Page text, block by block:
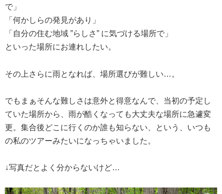
で」
「何かしらの発見があり」
「自分の住む地域 ”らしさ” に気づける場所で」
といった場所にお連れしたい。
その上さらに雨となれば、場所選びが難しい…。
でもまぁそんな難しさは意外と得意なんで、当初の予定し
ていた場所から、雨が酷くなっても大丈夫な場所に急遽変
更。集合後どこに行くのか誰も知らない、という、いつも
の私のツアーみたいになっちゃいました。
↓写真だとよく分からないけど…